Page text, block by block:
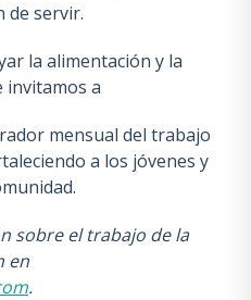
de servir.
la alimentación y la
invitamos a
mensual del trabajo
a los jóvenes y
sobre el trabajo de la
en
.